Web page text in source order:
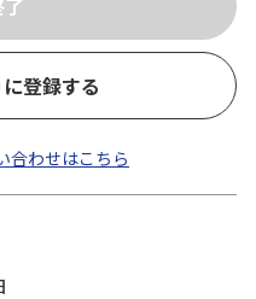
登録する
合わせはこちら